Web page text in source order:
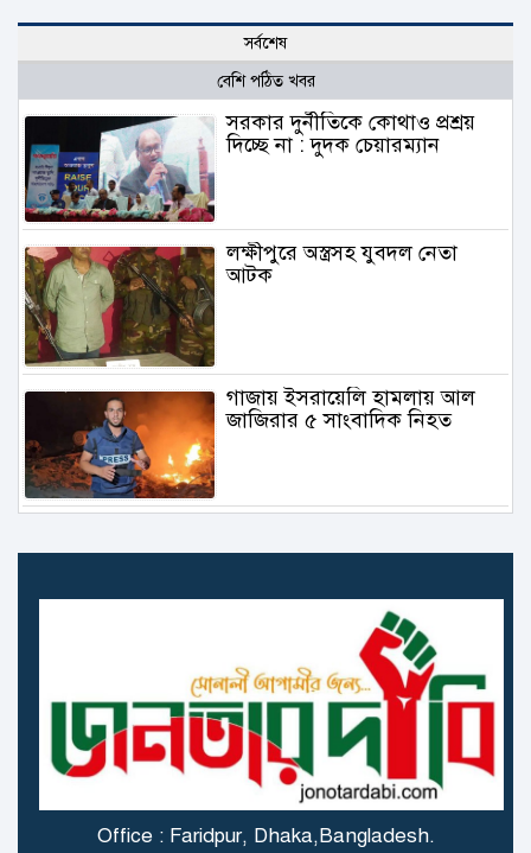
সর্বশেষ
বেশি পঠিত খবর
সরকার দুর্নীতিকে কোথাও প্রশ্রয়
দিচ্ছে না : দুদক চেয়ারম্যান
লক্ষীপুরে অস্ত্রসহ যুবদল নেতা
আটক
গাজায় ইসরায়েলি হামলায় আল
জাজিরার ৫ সাংবাদিক নিহত
গাজায় বিমান থেকে ফেলা ত্রাণ
মাথায় পড়ে প্রাণ গেল বালকের
স্ত্রী বিষ খাওয়ার পর বোতলের
অবশিষ্ট বিষ খেলেন স্বামীও!
Office : Faridpur, Dhaka,Bangladesh.